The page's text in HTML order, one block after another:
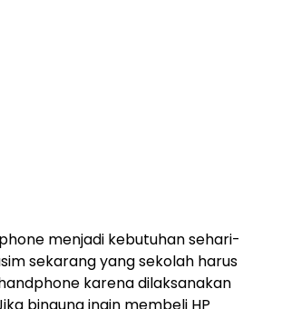
menjadi kebutuhan sehari-
sekarang yang sekolah harus
karena dilaksanakan
bingung ingin membeli HP